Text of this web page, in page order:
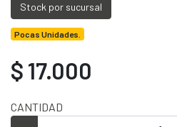
Stock por sucursal
Pocas Unidades.
$ 17.000
CANTIDAD